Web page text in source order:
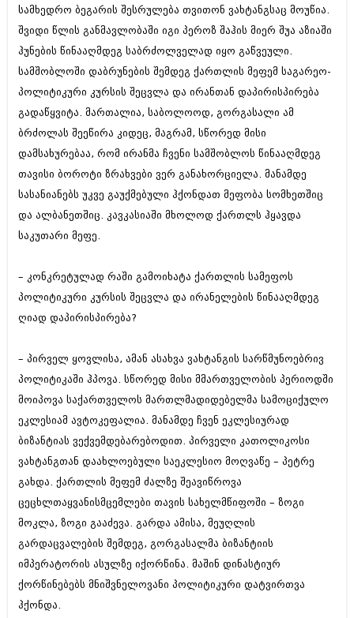
სამხედრო ბეგარის შესრულება თვითონ ვახტანგსაც მოუწია.
შვიდი წლის განმავლობაში იგი პეროზ შაჰის მიერ შუა აზიაში
ჰუნების წინააღმდეგ საბრძოლველად იყო გაწვეული.
სამშობლოში დაბრუნების შემდეგ ქართლის მეფემ საგარეო-
პოლიტიკური კურსის შეცვლა და ირანთან დაპირისპირება
გადაწყვიტა. მართალია, საბოლოოდ, გორგასალი ამ
ბრძოლას შეეწირა კიდეც, მაგრამ, სწორედ მისი
დამსახურებაა, რომ ირანმა ჩვენი სამშობლოს წინააღმდეგ
თავისი ბოროტი ზრახვები ვერ განახორციელა. მანამდე
სასანიანებს უკვე გაუქმებული ჰქონდათ მეფობა სომხეთშიც
და ალბანეთშიც. კავკასიაში მხოლოდ ქართლს ჰყავდა
საკუთარი მეფე.
– კონკრეტულად რაში გამოიხატა ქართლის სამეფოს
პოლიტიკური კურსის შეცვლა და ირანელების წინააღმდეგ
ღიად დაპირისპირება?
– პირველ ყოვლისა, ამან ასახვა ვახტანგის სარწმუნოებრივ
პოლიტიკაში ჰპოვა. სწორედ მისი მმართველობის პერიოდში
მოიპოვა საქართველოს მართლმადიდებელმა სამოციქულო
ეკლესიამ ავტოკეფალია. მანამდე ჩვენ ეკლესიურად
ბიზანტიას ვექვემდებარებოდით. პირველი კათოლიკოსი
ვახტანგთან დაახლოებული საეკლესიო მოღვაწე – პეტრე
გახდა. ქართლის მეფემ ძალზე შეავიწროვა
ცეცხლთაყვანისმცემლები თავის სახელმწიფოში – ზოგი
მოკლა, ზოგი გააძევა. გარდა ამისა, მეუღლის
გარდაცვალების შემდეგ, გორგასალმა ბიზანტიის
იმპერატორის ასულზე იქორწინა. მაშინ დინასტიურ
ქორწინებებს მნიშვნელოვანი პოლიტიკური დატვირთვა
ჰქონდა.